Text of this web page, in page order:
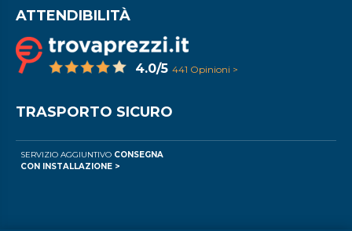
ATTENDIBILITÀ
4.0/5 441 Opinioni >
TRASPORTO SICURO
SERVIZIO AGGIUNTIVO CONSEGNA
CON INSTALLAZIONE >